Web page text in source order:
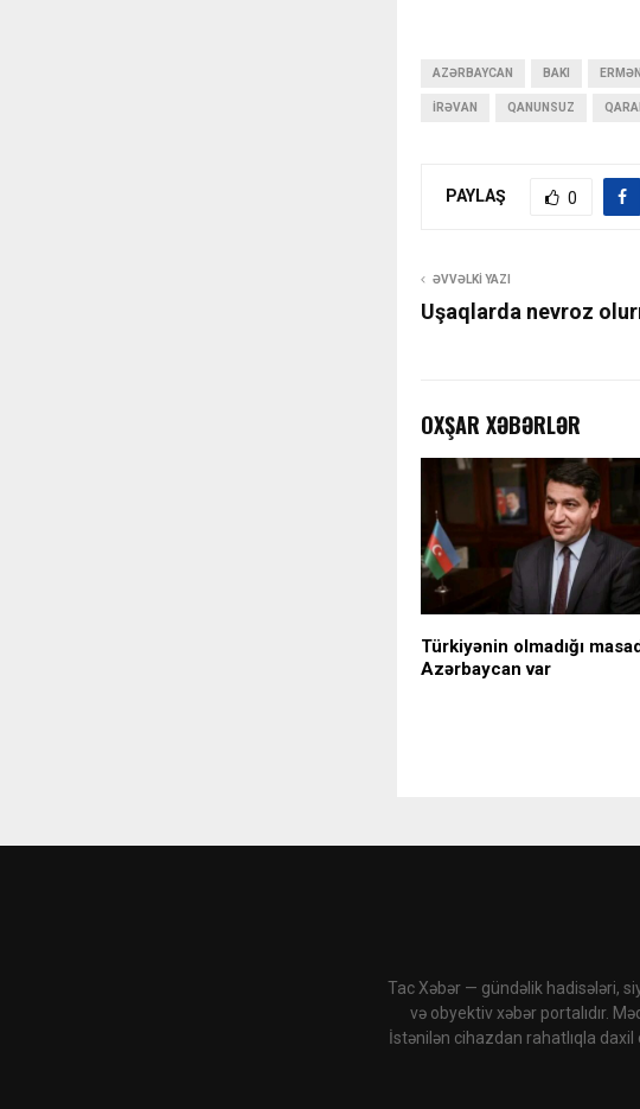
AZƏRBAYCAN BAKI
İRƏVAN QANUNSUZ
PAYLAŞ 0
ƏVVƏLKI YAZI
Uşaqlarda nevroz
OXŞAR XƏBƏRLƏR
Türkiyənin olmadığı
Azərbaycan var
Tac Xəbər — gündəlik hadisələri,
və obyektiv xəbər portalıdır.
İstənilən cihazdan rahatlıqla